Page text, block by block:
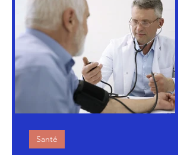
Santé